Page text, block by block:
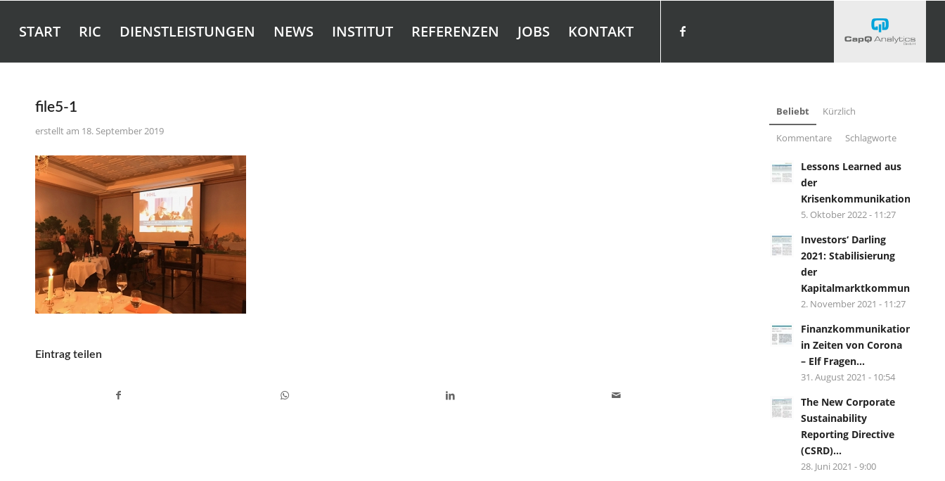
START RIC DIENSTLEISTUNGEN NEWS INSTITUT REFERENZEN JOBS KONTAKT
file5-1
18. September 2019
Eintrag teilen
Beliebt Kürzlich
Kommentare Schlagworte
Lessons Learned aus
der
Krisenkommunikation?
5. Oktober 2022 - 11:27
Investors‘ Darling
2021: Stabilisierung
der
2. November 2021 - 11:27
Finanzkommunikation
in Zeiten von Corona
– Elf Fragen...
31. August 2021 - 10:54
The New Corporate
Sustainability
Reporting Directive
(CSRD)...
28. Juni 2021 - 9:00